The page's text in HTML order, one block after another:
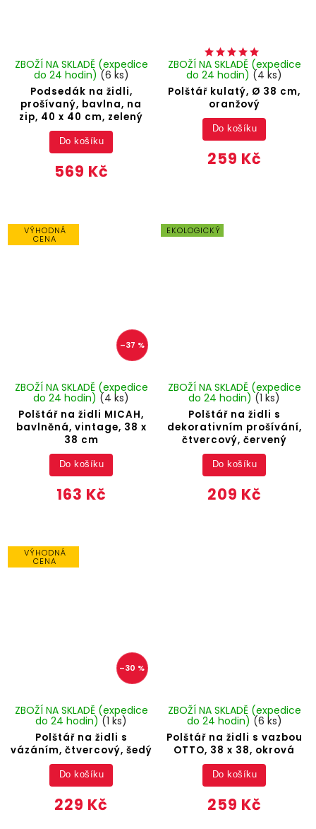
Podsedák na židli,
prošívaný, bavlna, na
zip, 40 x 40 cm, zelený
ZBOŽÍ NA SKLADĚ (expedice
do 24 hodin) (6 ks)
569 Kč
Do košíku
Polštář kulatý, Ø 38 cm,
oranžový
ZBOŽÍ NA SKLADĚ (expedice
do 24 hodin) (4 ks)
259 Kč
Do košíku
VÝHODNÁ
CENA
–37 %
Polštář na židli MICAH,
bavlněná, vintage, 38 x
38 cm
ZBOŽÍ NA SKLADĚ (expedice
do 24 hodin) (4 ks)
163 Kč
Do košíku
EKOLOGICKÝ
Polštář na židli s
dekorativním prošívání,
čtvercový, červený
ZBOŽÍ NA SKLADĚ (expedice
do 24 hodin)(1 ks)
209 Kč
Do košíku
VÝHODNÁ
CENA
–30 %
Polštář na židli s
vázáním, čtvercový, šedý
ZBOŽÍ NA SKLADĚ (expedice
do 24 hodin)(1 ks)
229 Kč
Do košíku
Polštář na židli s vazbou
OTTO, 38 x 38, okrová
ZBOŽÍ NA SKLADĚ (expedice
do 24 hodin) (6 ks)
259 Kč
Do košíku